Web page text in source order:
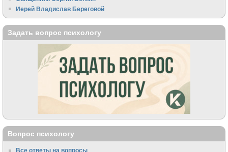
Иерей Владислав Береговой
Задать вопрос психологу
Вопрос психологу
Все ответы на вопросы